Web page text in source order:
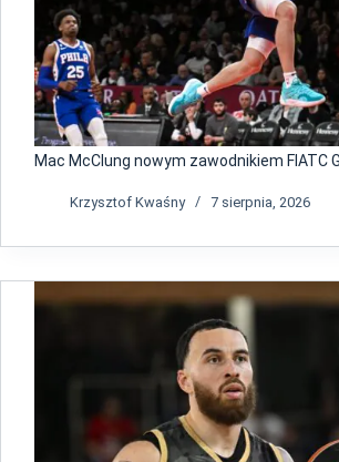
Mac McClung nowym zawodnikiem FIATC
Krzysztof Kwaśny 7 sierpnia, 2026